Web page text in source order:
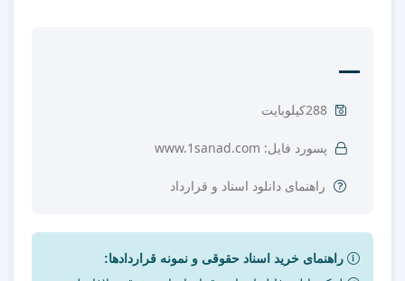
288کیلوبایت
پسورد فایل: www.1sanad.com
راهنمای دانلود اسناد و قرارداد
راهنمای خرید اسناد حقوقی و نمونه قراردادها: